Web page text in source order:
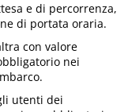
e di percorrenza,
di portata oraria.
con valore
nei
utenti dei